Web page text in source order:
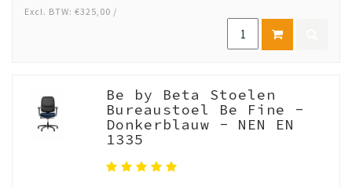
Excl. BTW: €325,00 /
Be by Beta Stoelen
Bureaustoel Be Fine -
Donkerblauw - NEN EN
1335